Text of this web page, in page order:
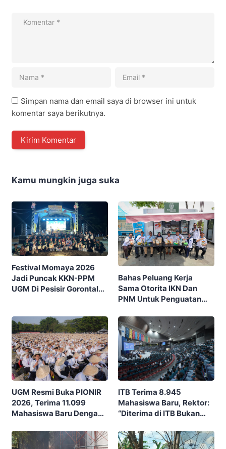
Simpan nama dan email saya di browser ini untuk
komentar saya berikutnya.
Kamu mungkin juga suka
Festival Momaya 2026
Jadi Puncak KKN-PPM
UGM Di Pesisir Gorontalo,
Bahas Peluang Kerja
Sama Otorita IKN Dan
PNM Untuk Penguatan
Nusantara
UGM Resmi Buka PIONIR
2026, Terima 11.099
Mahasiswa Baru Dengan
Membangun Bangsa”
ITB Terima 8.945
Mahasiswa Baru, Rektor:
“Diterima di ITB Bukan